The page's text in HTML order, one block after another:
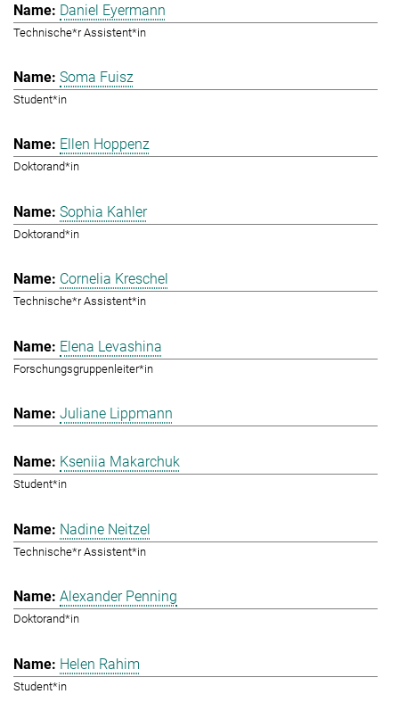
Daniel Eyermann
Technische*r Assistent*in
Soma Fuisz
Student*in
Ellen Hoppenz
Doktorand*in
Sophia Kahler
Doktorand*in
Cornelia Kreschel
Technische*r Assistent*in
Elena Levashina
Forschungsgruppenleiter*in
Juliane Lippmann
Kseniia Makarchuk
Student*in
Nadine Neitzel
Technische*r Assistent*in
Alexander Penning
Doktorand*in
Helen Rahim
Student*in